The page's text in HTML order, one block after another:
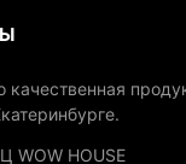
WOW HOUSE